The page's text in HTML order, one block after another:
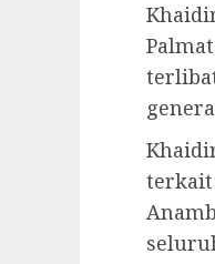
terkait